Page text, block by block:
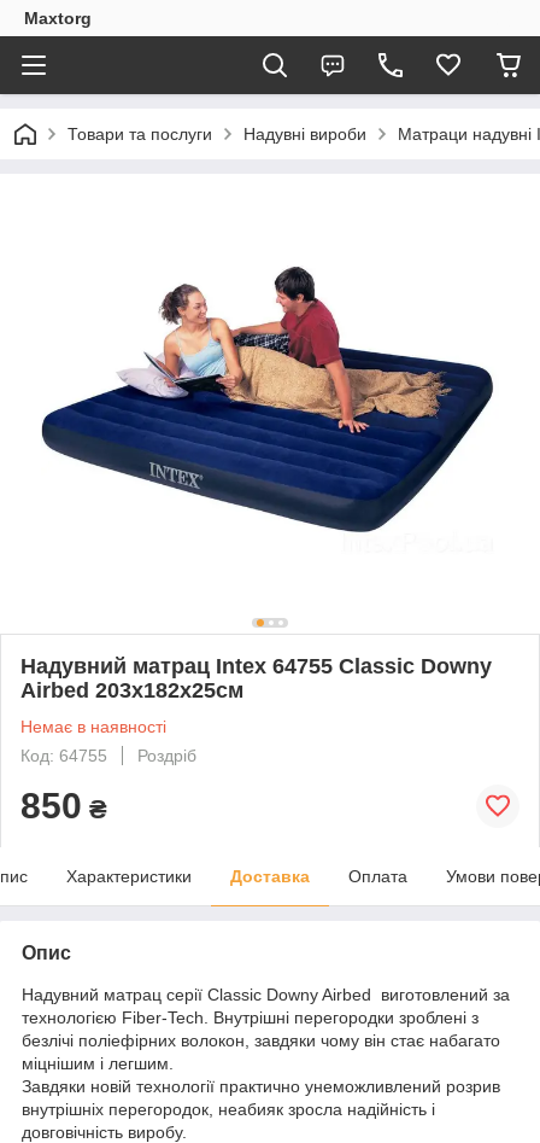
Maxtorg
Товари та послуги Надувні вироби Матраци надувні
Надувний матрац Intex 64755 Classic Downy
Airbed 203х182х25см
Немає в наявності
Код: 64755
Роздріб
850 ₴
Характеристики Доставка Оплата Умови
Опис
Надувний матрац серії Classic Downy Airbed виготовлений за
технологією Fiber-Tech. Внутрішні перегородки зроблені з
безлічі поліефірних волокон, завдяки чому він стає набагато
міцнішим і легшим.
Завдяки новій технології практично унеможливлений розрив
внутрішніх перегородок, неабияк зросла надійність і
довговічність виробу.